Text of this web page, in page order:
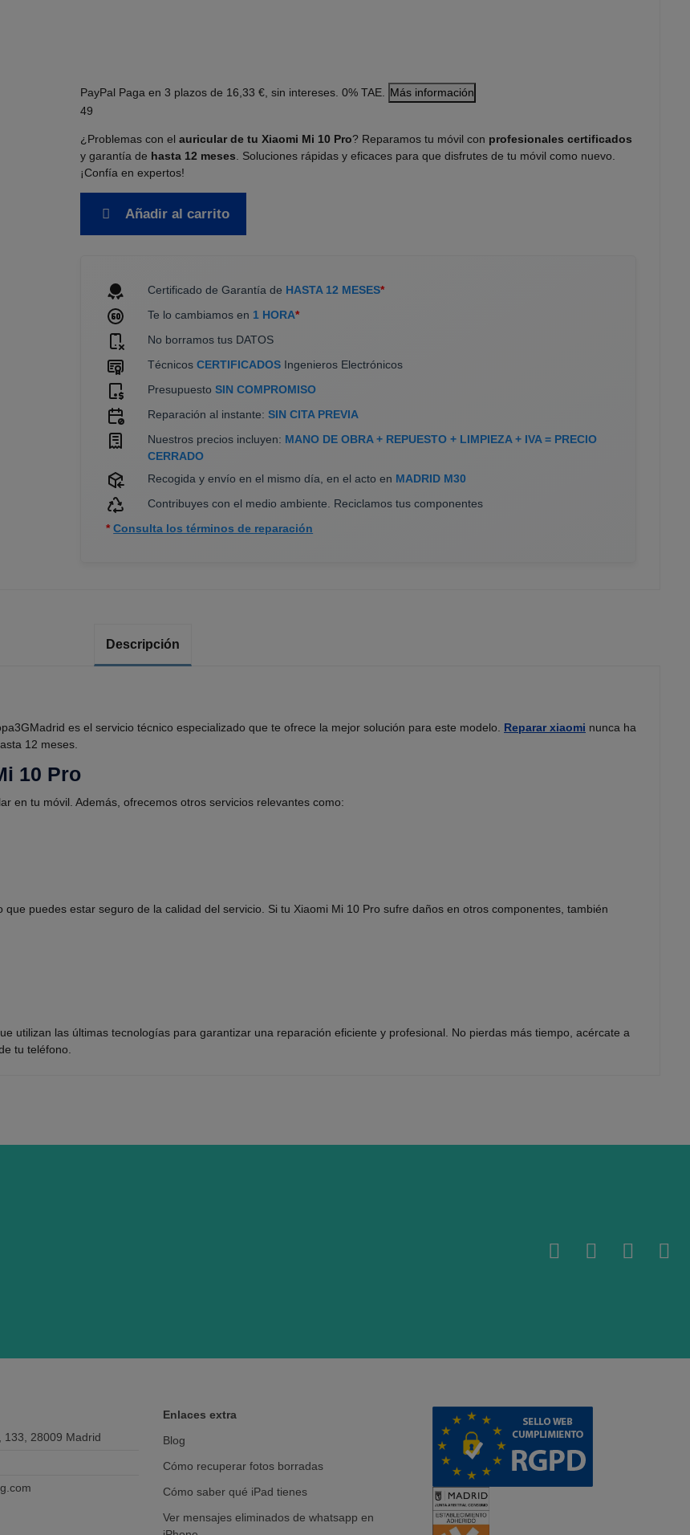
PayPal Paga en 3 plazos de 16,33 €, sin intereses. 0% TAE.
Más información
49
¿Problemas con el auricular de tu Xiaomi Mi 10 Pro? Reparamos tu móvil con profesionales certificados
y garantía de hasta 12 meses . Soluciones rápidas y eficaces para que disfrutes de tu móvil como nuevo.
¡Confía en expertos!
Añadir al carrito
Certificado de Garantía de HASTA 12 MESES*
Te lo cambiamos en 1 HORA*
No borramos tus DATOS
TécnicosCERTIFICADOS Ingenieros Electrónicos
PresupuestoSIN COMPROMISO
Reparación al instante:SIN CITA PREVIA
Nuestros precios incluyen: MANO DE OBRA + REPUESTO + LIMPIEZA + IVA = PRECIO
CERRADO
Recogida y envío en el mismo día, en el acto en MADRID M30
Contribuyes con el medio ambiente. Reciclamos tus componentes
* Consulta los términos de reparación
Descripción
es el servicio técnico especializado que te ofrece la mejor solución para este modelo. Reparar xiaomi nunca ha
12 meses.
10 Pro
en tu móvil. Además, ofrecemos otros servicios relevantes como:
que puedes estar seguro de la calidad del servicio. Si tu Xiaomi Mi 10 Pro sufre daños en otros componentes, también
utilizan las últimas tecnologías para garantizar una reparación eficiente y profesional. No pierdas más tiempo, acércate a
tu teléfono.
133, 28009 Madrid
Enlaces extra
Blog
Cómo recuperar fotos borradas
Cómo saber qué iPad tienes
Ver mensajes eliminados de whatsapp en